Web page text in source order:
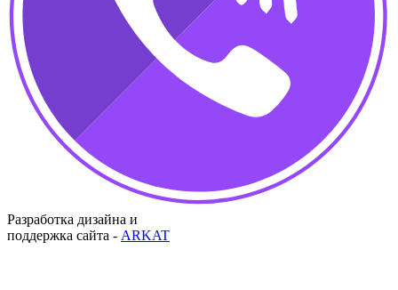
Разработка дизайна и
поддержка сайта - ARKAT